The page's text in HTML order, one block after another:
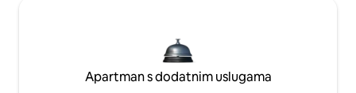
Apartman s dodatnim uslugama